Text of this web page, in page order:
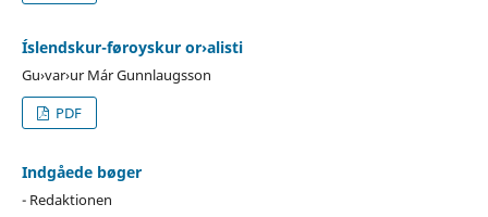
Íslendskur-føroyskur or›alisti
Gu›var›ur Már Gunnlaugsson
PDF
Indgåede bøger
- Redaktionen